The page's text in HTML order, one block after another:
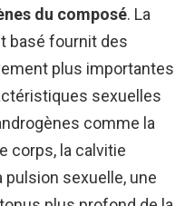
du composé. La
basé fournit des
plus importantes
sexuelles
comme la
corps, la calvitie
pulsion sexuelle, une